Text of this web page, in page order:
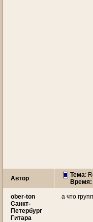
Автор Тема:
Время:
ober-ton
Санкт-
Петербург
Гитара
а что